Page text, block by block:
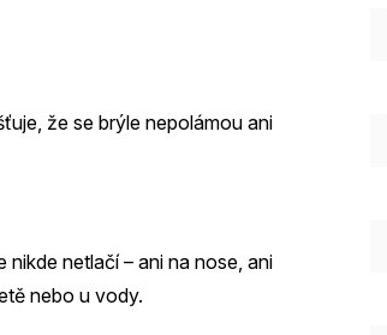
že se brýle nepolámou ani
netlačí – ani na nose, ani
nebo u vody.